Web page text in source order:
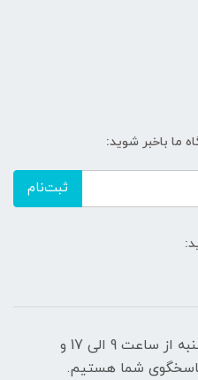
ما باخبر شوید:
ثبت‌نام
پشتیبانی سایت: شنبه تا چهارشنبه از ساعت 9 الی 17 و